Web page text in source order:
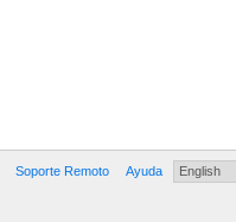
Soporte Remoto Ayuda